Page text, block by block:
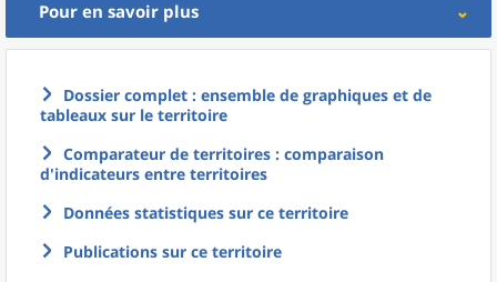
Pour en savoir plus
Dossier complet : ensemble de graphiques et de
tableaux sur le territoire
Comparateur de territoires : comparaison
d'indicateurs entre territoires
Données statistiques sur ce territoire
Publications sur ce territoire